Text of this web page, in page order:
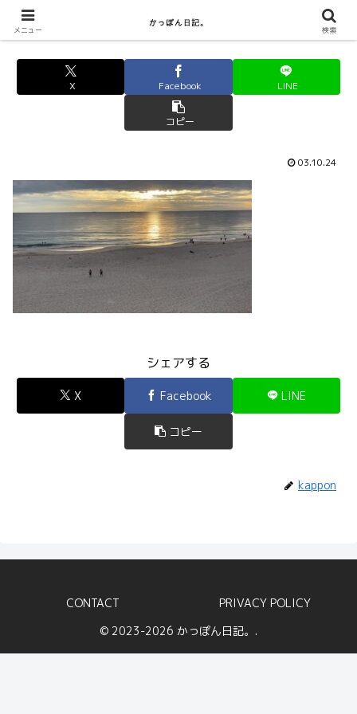
X Facebook LINE
コピー
03.10.24
シェアする
X Facebook LINE
コピー
kappon
CONTACT
PRIVACY POLICY
© 2023-2026 かっぽん日記。.
メニュー 検索